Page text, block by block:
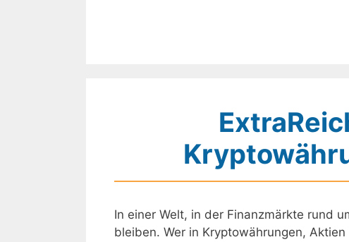
In einer Welt, in der Finanzmärkte rund
bleiben. Wer in Kryptowährungen,